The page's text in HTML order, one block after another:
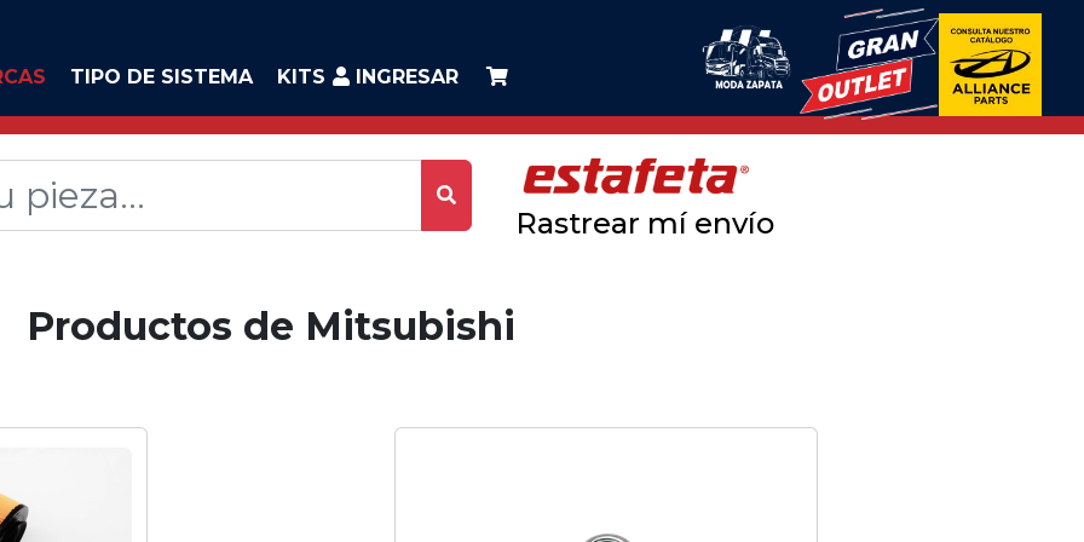
TIPO DE SISTEMA KITS INGRESAR
Rastrear mí envío
Productos de Mitsubishi